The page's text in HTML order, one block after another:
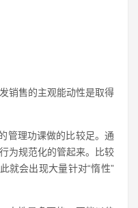
销售的主观能动性是取得
管理功课做的比较足。通
为规范化的管起来。比较
就会出现大量针对“惰性”